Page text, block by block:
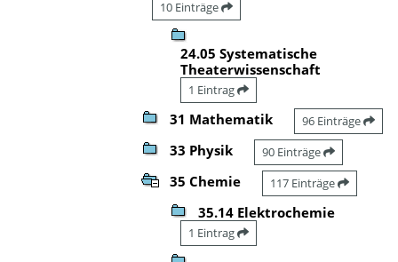
10 Einträge
24.05 Systematische
Theaterwissenschaft
1 Eintrag
31 Mathematik 96 Einträge
33 Physik 90 Einträge
35 Chemie 117 Einträge
35.14 Elektrochemie
1 Eintrag